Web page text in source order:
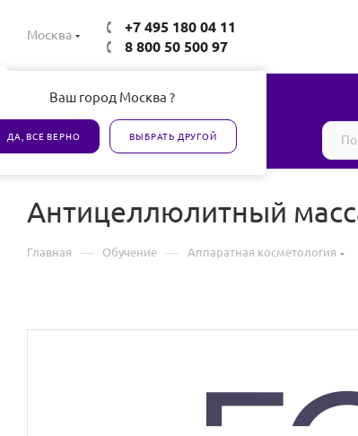
Москва
Ваш город Москва ?
ДА, ВСЕ ВЕРНО ВЫБРАТЬ ДРУГОЙ
+7 495 180 04 11
8 800 50 500 97
Все товары сертифицированы
Антицеллюлитный
Главная — Обучение — Аппаратная косметология